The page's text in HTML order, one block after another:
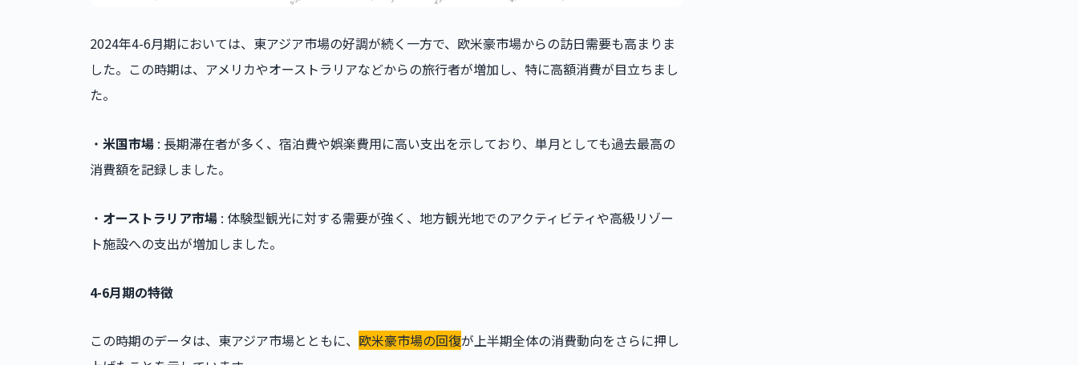
2024年4-6月期においては、東アジア市場の好調が続く一方で、欧米豪市場からの訪日需要も高まりま
した。この時期は、アメリカやオーストラリアなどからの旅行者が増加し、特に高額消費が目立ちまし
た。
・ 米国市場 : 長期滞在者が多く、宿泊費や娯楽費用に高い支出を示しており、単月としても過去最高の
消費額を記録しました。
・ オーストラリア市場 : 体験型観光に対する需要が強く、地方観光地でのアクティビティや高級リゾー
ト施設への支出が増加しました。
4-6月期の特徴
この時期のデータは、東アジア市場とともに、 欧米豪市場の回復が上半期全体の消費動向をさらに押し